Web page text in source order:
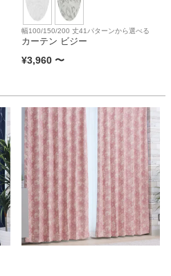
幅100/150/200 丈41パターンから選べる
カーテン ビジー
¥3,960 〜